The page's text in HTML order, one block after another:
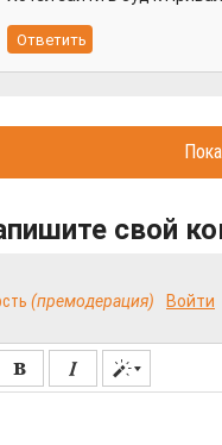
свой
(премодерация) Войти